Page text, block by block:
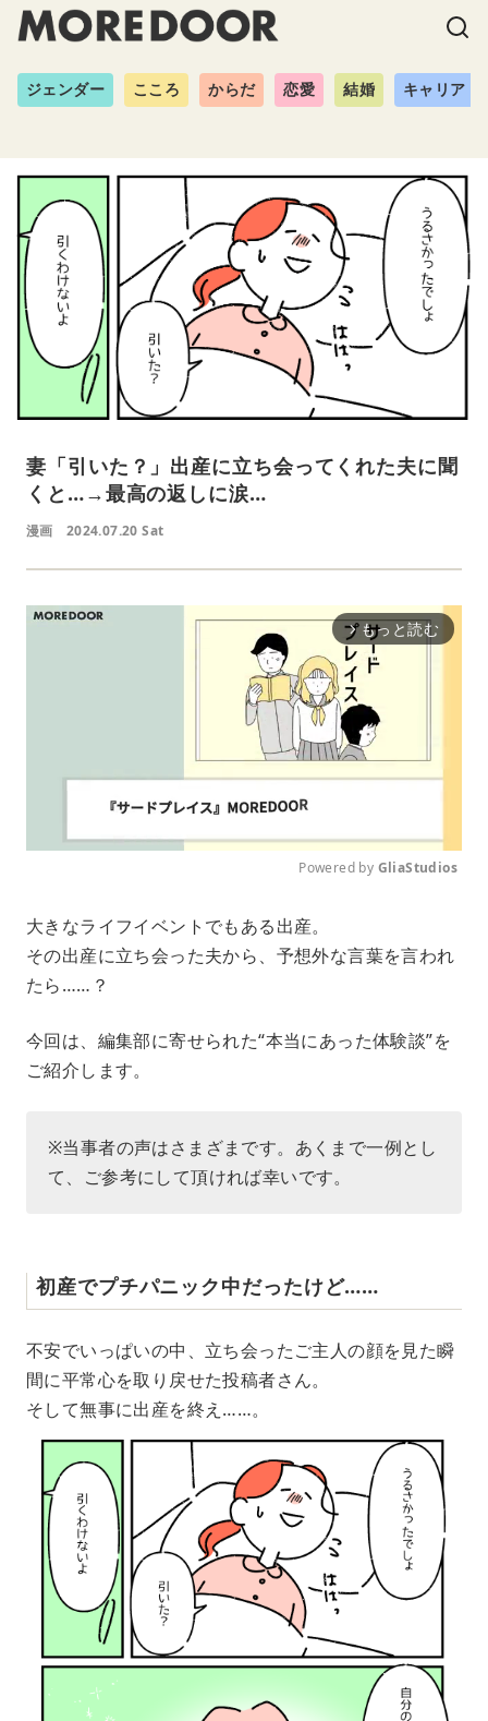
ジェンダー こころ からだ 恋愛 結婚 キャリア
妻「引いた？」出産に立ち会ってくれた夫に聞
くと…→最高の返しに涙…
漫画 2024.07.20 Sat
arrow_forward_ios もっと読む
t
Powered by GliaStudios
大きなライフイベントでもある出産。
その出産に立ち会った夫から、予想外な言葉を言われ
たら……？
今回は、編集部に寄せられた“本当にあった体験談”を
ご紹介します。
※当事者の声はさまざまです。あくまで一例とし
て、ご参考にして頂ければ幸いです。
初産でプチパニック中だったけど……
不安でいっぱいの中、立ち会ったご主人の顔を見た瞬
間に平常心を取り戻せた投稿者さん。
そして無事に出産を終え……。